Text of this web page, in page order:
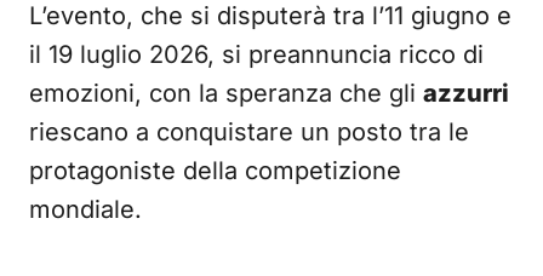
L’evento, che si disputerà tra l’11 giugno e
il 19 luglio 2026, si preannuncia ricco di
emozioni, con la speranza che gli azzurri
riescano a conquistare un posto tra le
protagoniste della competizione
mondiale.